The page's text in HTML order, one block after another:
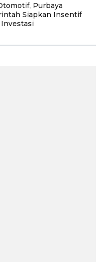
Purbaya
Siapkan Insentif